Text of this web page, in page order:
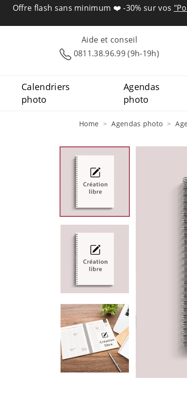
Offre flash sans minimum ❤️-30% sur vos
Aide et conseil
0811.38.96.99 (9h-19h)
Calendriers
photo
Agendas
photo
Home Agendas photo